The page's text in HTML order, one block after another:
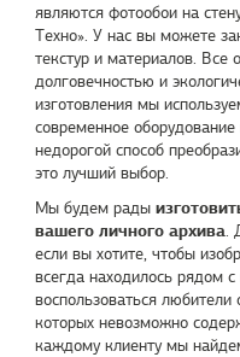
являются фотообои на
Техно». У нас вы можете
текстур и материалов. Все
долговечностью и
изготовления мы
современное
недорогой способ
это лучший выбор.
Мы будем рады
вашего личного архива.
если вы хотите, чтобы
всегда находилось рядом
воспользоваться
которых невозможно
каждому клиенту мы